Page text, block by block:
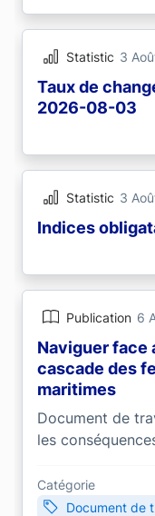
Statistic 3
Taux de
2026-08-03
Statistic 3
Indices
Publication 6
Naviguer face
cascade des
maritimes
Document de
les
Catégorie
Document de